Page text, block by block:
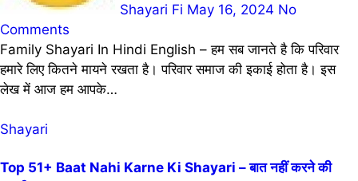
Shayari Fi May 16, 2024 No
Comments
Family Shayari In Hindi English – हम सब जानते है कि परिवार
हमारे लिए कितने मायने रखता है। परिवार समाज की इकाई होता है। इस
लेख में आज हम आपके…
Shayari
Top 51+ Baat Nahi Karne Ki Shayari – बात नहीं करने की